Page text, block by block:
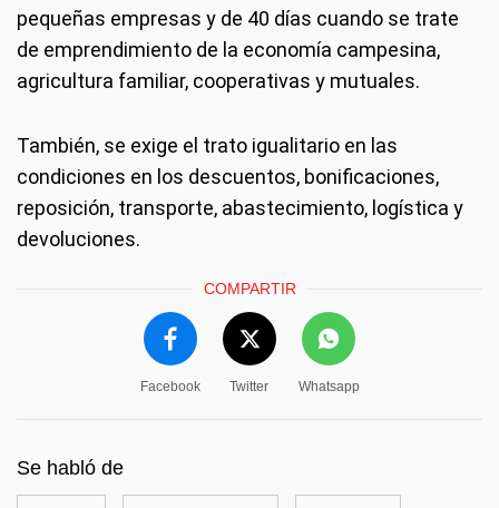
pequeñas empresas y de 40 días cuando se trate
de emprendimiento de la economía campesina,
agricultura familiar, cooperativas y mutuales.
También, se exige el trato igualitario en las
condiciones en los descuentos, bonificaciones,
reposición, transporte, abastecimiento, logística y
devoluciones.
COMPARTIR
Facebook Twitter Whatsapp
Se habló de